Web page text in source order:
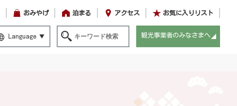
おみやげ 泊まる アクセス お気に入りリスト
Language 観光事業者のみなさまへ